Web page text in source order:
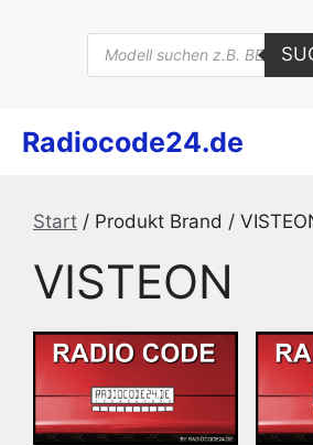
Products
search
Radiocode24.de
Start / Produkt Brand /
VISTEON